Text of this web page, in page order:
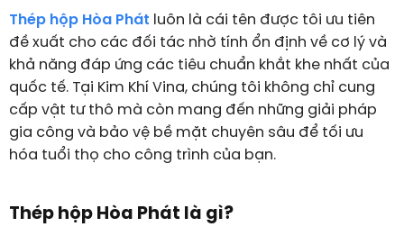
Thép hộp Hòa Phát luôn là cái tên được tôi ưu tiên
đề xuất cho các đối tác nhờ tính ổn định về cơ lý và
khả năng đáp ứng các tiêu chuẩn khắt khe nhất của
quốc tế. Tại Kim Khí Vina, chúng tôi không chỉ cung
cấp vật tư thô mà còn mang đến những giải pháp
gia công và bảo vệ bề mặt chuyên sâu để tối ưu
hóa tuổi thọ cho công trình của bạn.
Thép hộp Hòa Phát là gì?